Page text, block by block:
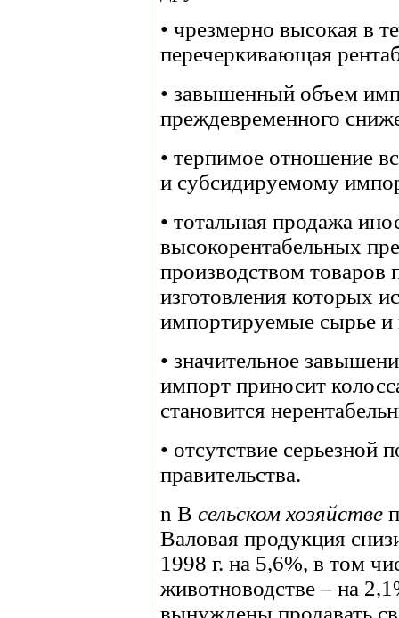
• чрезмерно высокая в
перечеркивающая
• завышенный объем
преждевременного
• терпимое отношение
и субсидируемому
• тотальная продажа
высокорентабельных
производством товаров
изготовления которых
импортируемые сырье и
• значительное
импорт приносит
становится
• отсутствие
правительства.
n В сельском хозяйстве
Валовая продукция
1998 г. на 5,6%, в том
животноводстве – на
вынуждены продавать